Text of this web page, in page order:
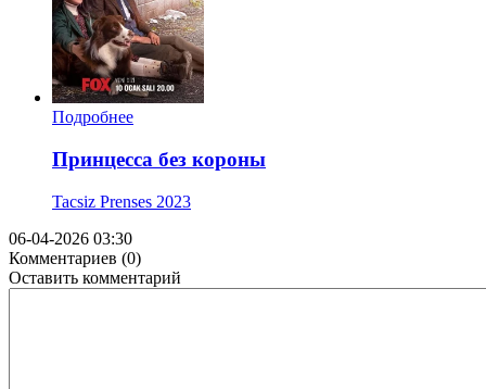
Подробнее
Принцесса без короны
Tacsiz Prenses 2023
06-04-2026 03:30
Комментариев (0)
Оставить комментарий